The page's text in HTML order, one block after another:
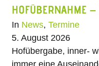
HOFÜBERNAHME
In News, Termine
5. August 2026
Hofübergabe, inner-
immer eine